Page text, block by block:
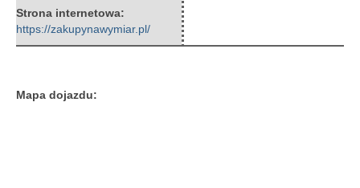
Strona internetowa:
https://zakupynawymiar.pl/
Mapa dojazdu: